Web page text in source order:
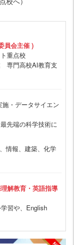
員会主催 )
重点校
専門高校AI教育支
・データサイエン
先端の科学技術に
情報、建築、化学
解教育・英語指導
習や、English